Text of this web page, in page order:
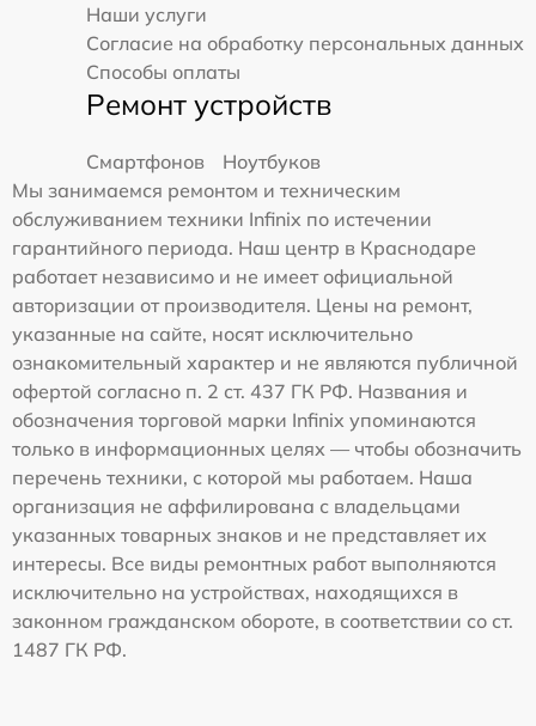
Наши услуги
Согласие на обработку персональных данных
Способы оплаты
Ремонт устройств
Смартфонов
Ноутбуков
Мы занимаемся ремонтом и техническим
обслуживанием техники Infinix по истечении
гарантийного периода. Наш центр в Краснодаре
работает независимо и не имеет официальной
авторизации от производителя. Цены на ремонт,
указанные на сайте, носят исключительно
ознакомительный характер и не являются публичной
офертой согласно п. 2 ст. 437 ГК РФ. Названия и
обозначения торговой марки Infinix упоминаются
только в информационных целях — чтобы обозначить
перечень техники, с которой мы работаем. Наша
организация не аффилирована с владельцами
указанных товарных знаков и не представляет их
интересы. Все виды ремонтных работ выполняются
исключительно на устройствах, находящихся в
законном гражданском обороте, в соответствии со ст.
1487 ГК РФ.